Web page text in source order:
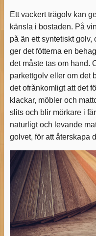
Ett vackert trägolv kan
känsla i bostaden. På
på än ett syntetiskt golv,
ger det fötterna en
det måste tas om hand.
parkettgolv eller om det
det ofrånkomligt att det
klackar, möbler och
slits och blir mörkare i
naturligt och levande
golvet, för att återskapa